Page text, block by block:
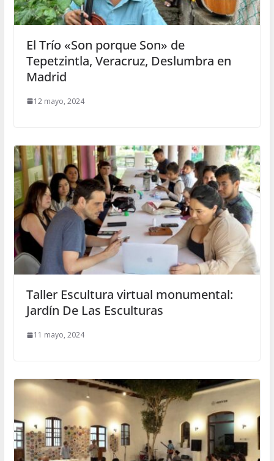
El Trío «Son porque Son» de
Tepetzintla, Veracruz, Deslumbra en
Madrid
12 mayo, 2024
Taller Escultura virtual monumental:
Jardín De Las Esculturas
11 mayo, 2024